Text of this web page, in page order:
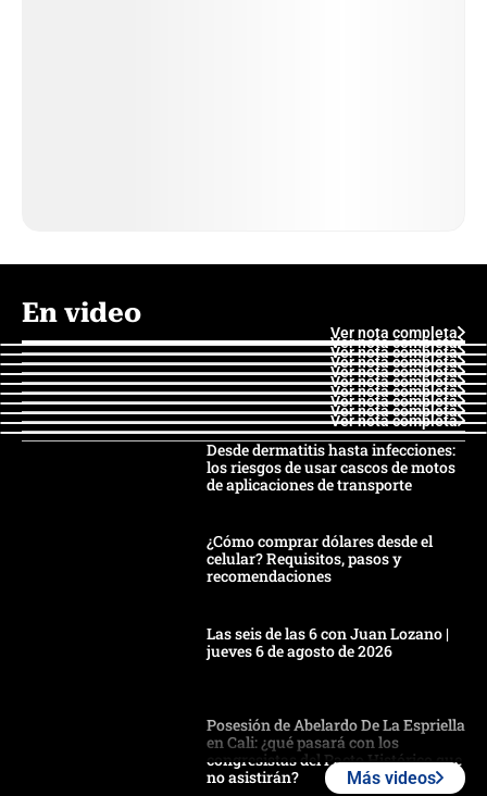
En video
Ver nota completa
Ver nota completa
Ver nota completa
Ver nota completa
Ver nota completa
Ver nota completa
Ver nota completa
Ver nota completa
Ver nota completa
Ver nota completa
Desde dermatitis hasta infecciones:
los riesgos de usar cascos de motos
de aplicaciones de transporte
¿Cómo comprar dólares desde el
celular? Requisitos, pasos y
recomendaciones
Las seis de las 6 con Juan Lozano |
jueves 6 de agosto de 2026
Posesión de Abelardo De La Espriella
en Cali: ¿qué pasará con los
congresistas del Pacto Histórico que
no asistirán?
Más videos